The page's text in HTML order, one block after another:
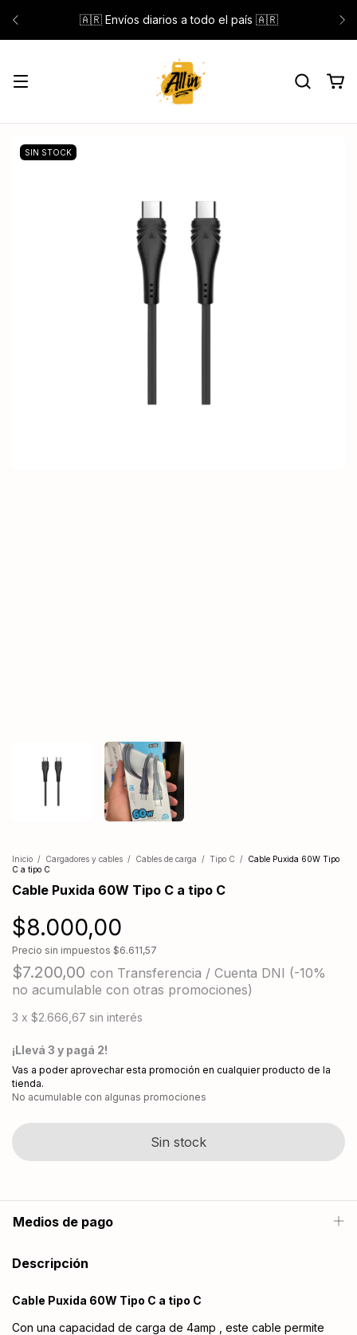
🇦🇷 Envíos diarios a todo el país 🇦🇷
SIN STOCK
Inicio / Cargadores y cables / Cables de carga / Tipo C / Cable Puxida 60W Tipo
C a tipo C
Cable Puxida 60W Tipo C a tipo C
$8.000,00
Precio sin impuestos $6.611,57
$7.200,00 con Transferencia / Cuenta DNI (-10%
no acumulable con otras promociones)
3 x $2.666,67 sin interés
¡Llevá 3 y pagá 2!
Vas a poder aprovechar esta promoción en cualquier producto de la
tienda.
No acumulable con algunas promociones
Medios de pago
Descripción
Cable Puxida 60W Tipo C a tipo C
Con una capacidad de carga de 4amp , este cable permite